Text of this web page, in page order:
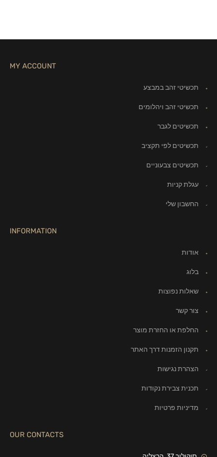
MY ACCOUNT
תכשיטי זהב במבצע
תכשיטי זהב ויהלומים
תכשיטים לגבר
תכשיטים לפי תקציב
תכשיטים צבעוניים
עגלת קניות
החשבון שלי
INFORMATION
אודות
בלוג
שאלות נפוצות
צור קשר
החלפת או החזרת מוצר
תקנון הזמנות דרך האתר
הצהרת נגישות
תכנית צבירת נקודות
מדיניות פרטיות
OUR CONTACTS